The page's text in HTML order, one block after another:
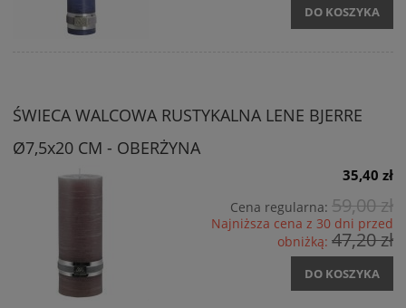
DO KOSZYKA
ŚWIECA WALCOWA RUSTYKALNA LENE BJERRE
Ø7,5x20 CM - OBERŻYNA
35,40 zł
Cena regularna: 59,00 zł
Najniższa cena z 30 dni przed
obniżką: 47,20 zł
DO KOSZYKA